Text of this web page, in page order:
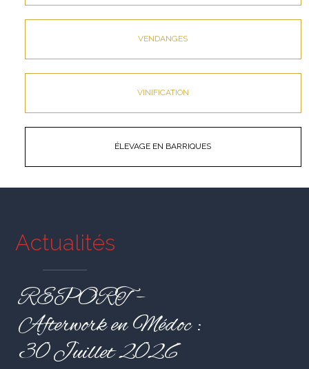
VENDANGES
VINIFICATION
ÉLEVAGE EN BARRIQUES
Actualités
REPORT –
Afterwork en Médoc :
30 Juillet 2026